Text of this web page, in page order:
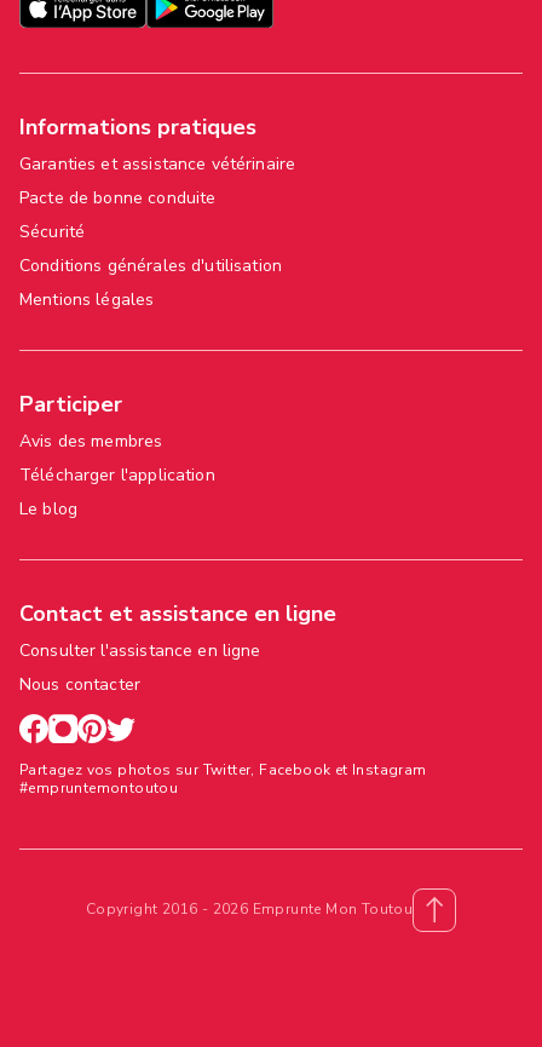
Informations pratiques
Garanties et assistance vétérinaire
Pacte de bonne conduite
Sécurité
Conditions générales d'utilisation
Mentions légales
Participer
Avis des membres
Télécharger l'application
Le blog
Contact et assistance en ligne
Consulter l'assistance en ligne
Nous contacter
Partagez vos photos sur Twitter, Facebook et Instagram
#empruntemontoutou
Copyright 2016 - 2026 Emprunte Mon Toutou